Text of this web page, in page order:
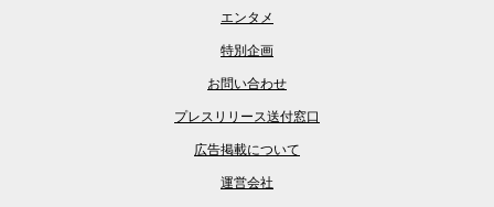
エンタメ
特別企画
お問い合わせ
プレスリリース送付窓口
広告掲載について
運営会社